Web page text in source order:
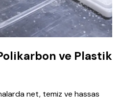
ve Plastik
net, temiz ve hassas